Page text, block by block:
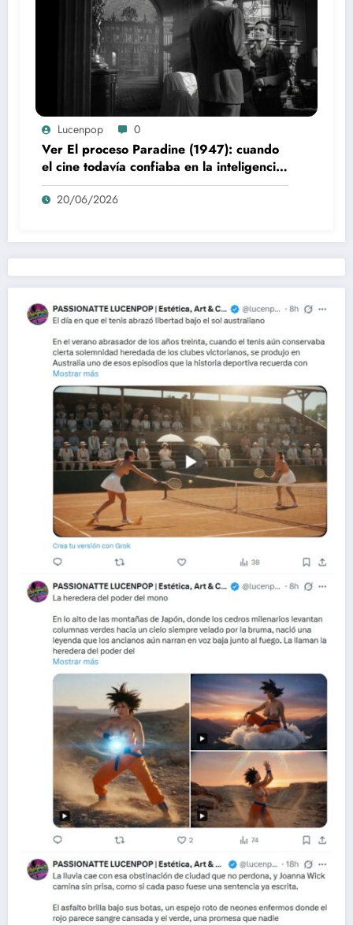
Lucenpop 0
Ver El proceso Paradine (1947): cuando
el cine todavía confiaba en la inteligencia
del espectador
20/06/2026